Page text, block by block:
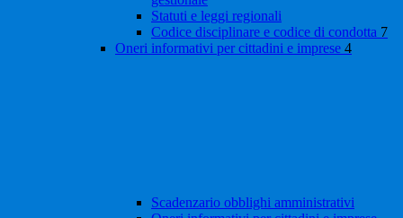
Statuti e leggi regionali
Codice disciplinare e codice di condotta 7
Oneri informativi per cittadini e imprese 4
Scadenzario obblighi amministrativi